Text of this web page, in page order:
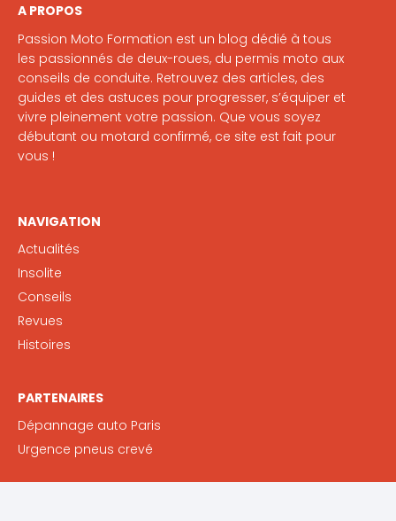
A PROPOS
Passion Moto Formation est un blog dédié à tous
les passionnés de deux-roues, du permis moto aux
conseils de conduite. Retrouvez des articles, des
guides et des astuces pour progresser, s’équiper et
vivre pleinement votre passion. Que vous soyez
débutant ou motard confirmé, ce site est fait pour
vous !
NAVIGATION
Actualités
Insolite
Conseils
Revues
Histoires
PARTENAIRES
Dépannage auto Paris
Urgence pneus crevé